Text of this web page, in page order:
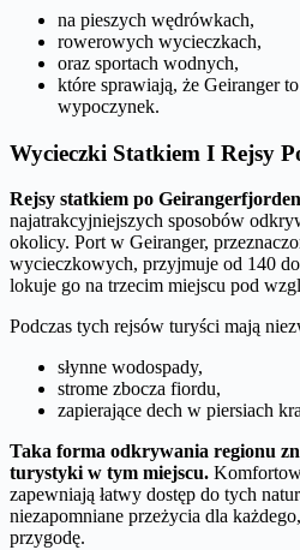
na pieszych wędrówkach,
rowerowych wycieczkach,
oraz sportach wodnych,
które sprawiają, że Geiranger
wypoczynek.
Wycieczki Statkiem I Rejsy
Rejsy statkiem po Geirangerfjorden
najatrakcyjniejszych sposobów
okolicy. Port w Geiranger,
wycieczkowych, przyjmuje od 140
lokuje go na trzecim miejscu pod
Podczas tych rejsów turyści mają
słynne wodospady,
strome zbocza fiordu,
zapierające dech w piersiach
Taka forma odkrywania regionu
turystyki w tym miejscu.
zapewniają łatwy dostęp do tych
niezapomniane przeżycia dla
przygodę.